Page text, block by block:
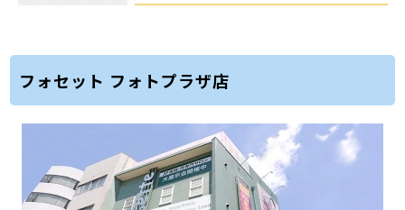
フォセット フォトプラザ店